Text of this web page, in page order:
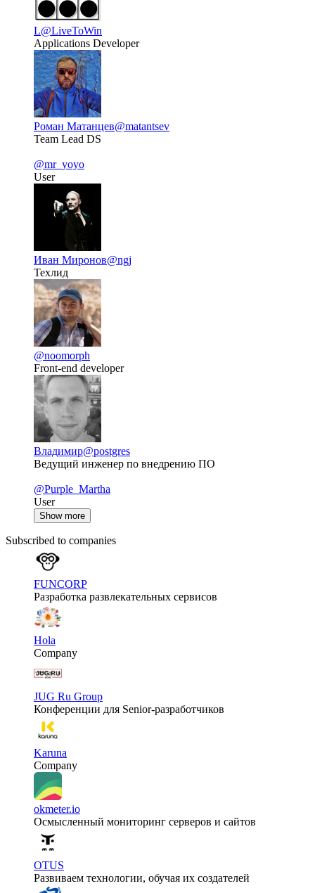
L@LiveToWin
Applications Developer
Роман Матанцев@matantsev
Team Lead DS
@mr_yoyo
User
Иван Миронов@ngj
Техлид
@noomorph
Front-end developer
Владимир@postgres
Ведущий инженер по внедрению ПО
@Purple_Martha
User
Show more
Subscribed to companies
FUNCORP
Разработка развлекательных сервисов
Hola
Company
JUG Ru Group
Конференции для Senior-разработчиков
Karuna
Company
okmeter.io
Осмысленный мониторинг серверов и сайтов
OTUS
Развиваем технологии, обучая их создателей